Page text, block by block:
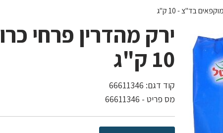
בד"צ - 10 ק"ג
ירק מהדרין פרחי
10 ק"ג
קוד דגם: 66611346
מס פריט - 66611346